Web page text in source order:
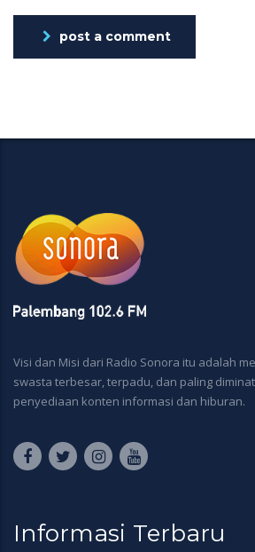
post a comment
Visi dan Misi dari Radio Sonora itu adalah
swasta terbesar, terpadu, dan paling
penyediaan konten informasi dan hiburan.
Informasi Terbaru